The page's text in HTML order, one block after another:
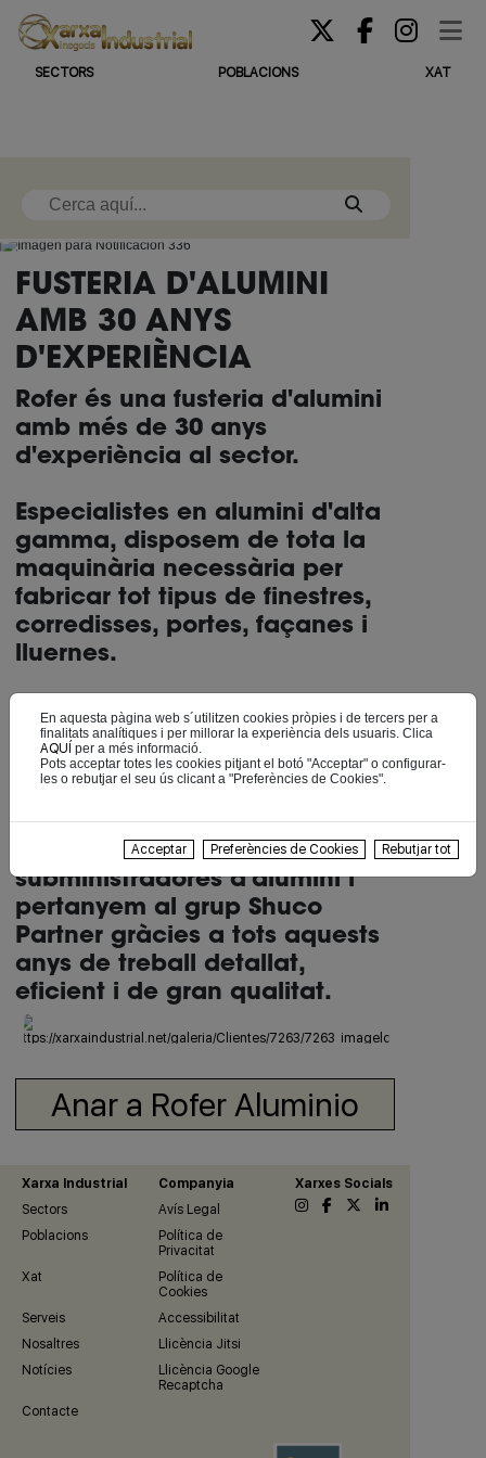
SECTORS POBLACIONS XAT
FUSTERIA D'ALUMINI
AMB 30 ANYS
D'EXPERIÈNCIA
Rofer és una fusteria d'alumini
amb més de 30 anys
d'experiència al sector.
Especialistes en alumini d'alta
gamma, disposem de tota la
maquinària necessària per
fabricar tot tipus de finestres,
corredisses, portes, façanes i
lluernes.
Per poder oferir als nostres
clients el producte més
adequat a les vostres
necessitats, col·laborem
actualment amb un ampli
ventall d'empreses
subministradores d'alumini i
pertanyem al grup Shuco
Partner gràcies a tots aquests
anys de treball detallat,
eficient i de gran qualitat.
Anar a Rofer Aluminio
En aquesta pàgina web s´utilitzen cookies pròpies i de tercers per a
finalitats analítiques i per millorar la experiència dels usuaris. Clica
AQUÍ per a més informació.
Pots acceptar totes les cookies pitjant el botó "Acceptar" o configurar-
les o rebutjar el seu ús clicant a "Preferències de Cookies".
Acceptar Preferències de Cookies Rebutjar tot
Xarxa Industrial Companyia
Xarxes Socials
Sectors
Avís Legal
Poblacions
Política de
Privacitat
Xat
Política de
Cookies
Serveis
Accessibilitat
Nosaltres
Llicència Jitsi
Notícies
Llicència Google
Recaptcha
Contacte